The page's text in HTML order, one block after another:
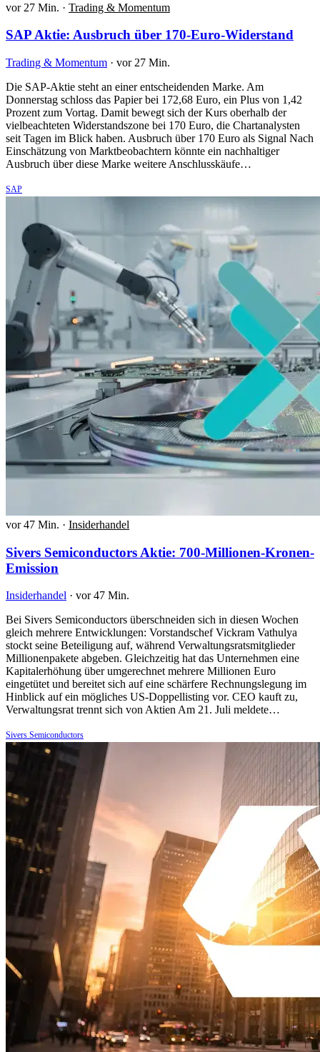
vor 27 Min. · Trading & Momentum
SAP Aktie: Ausbruch über 170-Euro-Widerstand
Trading & Momentum · vor 27 Min.
Die SAP-Aktie steht an einer entscheidenden Marke. Am
Donnerstag schloss das Papier bei 172,68 Euro, ein Plus von 1,42
Prozent zum Vortag. Damit bewegt sich der Kurs oberhalb der
vielbeachteten Widerstandszone bei 170 Euro, die Chartanalysten
seit Tagen im Blick haben. Ausbruch über 170 Euro als Signal Nach
Einschätzung von Marktbeobachtern könnte ein nachhaltiger
Ausbruch über diese Marke weitere Anschlusskäufe…
SAP
vor 47 Min. · Insiderhandel
Sivers Semiconductors Aktie: 700-Millionen-Kronen-
Emission
Insiderhandel · vor 47 Min.
Bei Sivers Semiconductors überschneiden sich in diesen Wochen
gleich mehrere Entwicklungen: Vorstandschef Vickram Vathulya
stockt seine Beteiligung auf, während Verwaltungsratsmitglieder
Millionenpakete abgeben. Gleichzeitig hat das Unternehmen eine
Kapitalerhöhung über umgerechnet mehrere Millionen Euro
eingetütet und bereitet sich auf eine schärfere Rechnungslegung im
Hinblick auf ein mögliches US-Doppellisting vor. CEO kauft zu,
Verwaltungsrat trennt sich von Aktien Am 21. Juli meldete…
Sivers Semiconductors